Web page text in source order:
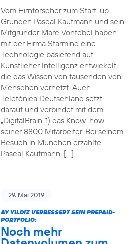
Vom Hirnforscher zum Start-up
Gründer: Pascal Kaufmann und sein
Mitgründer Marc Vontobel haben
mit der Firma Starmind eine
Technologie basierend auf
Künstlicher Intelligenz entwickelt,
die das Wissen von tausenden von
Menschen vernetzt. Auch
Telefónica Deutschland setzt
darauf und verbindet mit dem
„DigitalBrain“1) das Know-how
seiner 8800 Mitarbeiter. Bei seinem
Besuch in München erzählte
Pascal Kaufmann, […]
29. Mai 2019
AY YILDIZ VERBESSERT SEIN PREPAID-
PORTFOLIO:
Noch mehr